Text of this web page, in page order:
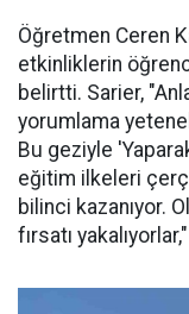
Öğretmen Ceren
etkinliklerin
belirtti. Sarier,
yorumlama
Bu geziyle
eğitim ilkeleri
bilinci kazanıyor.
fırsatı